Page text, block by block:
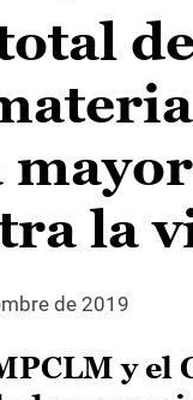
la
de 2019
y el